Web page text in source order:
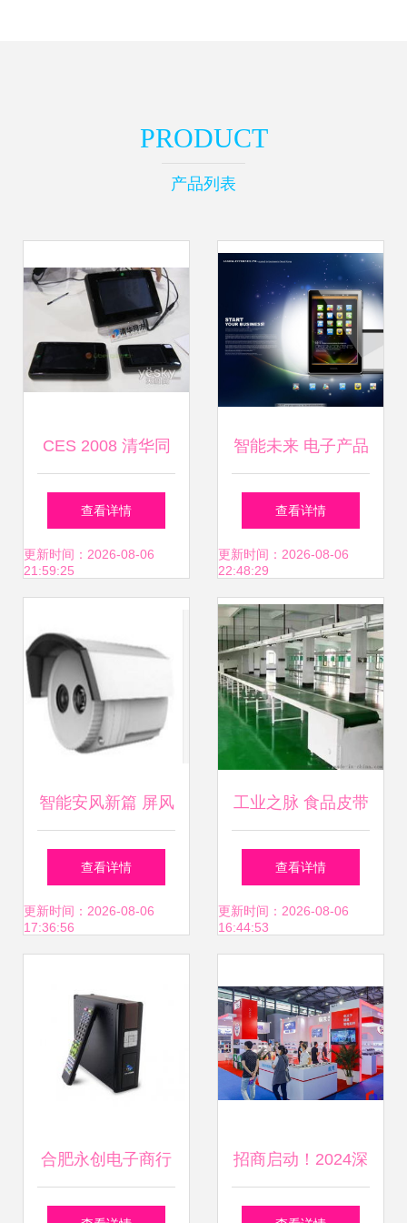
PRODUCT
产品列表
CES 2008 清华同
方消费电子产品图
秀掠影
查看详情
更新时间：2026-08-06
21:59:25
智能未来 电子产品
网页设计灵感与布
局模板
查看详情
更新时间：2026-08-06
22:48:29
智能安风新篇 屏风
百态与安防融合的
前沿洞察
查看详情
更新时间：2026-08-06
17:36:56
工业之脉 食品皮带
流水线、肉联厂分
割线与小型生产线
查看详情
更新时间：2026-08-06
16:44:53
合肥永创电子商行
汇聚精选电子产
招商启动！2024深
圳移动电子科技展